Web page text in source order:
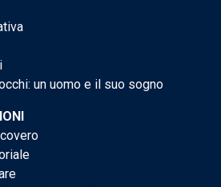
un uomo e il suo sogno